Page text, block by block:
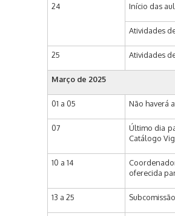
24 Início das
Atividades
25 Atividades
Março de 2025
01 a 05 Não haverá
07
Último dia
Catálogo
10 a 14
oferecida
13 a 25